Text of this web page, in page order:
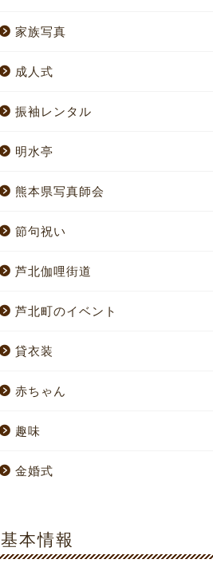
家族写真
成人式
振袖レンタル
明水亭
熊本県写真師会
節句祝い
芦北伽哩街道
芦北町のイベント
貸衣装
赤ちゃん
趣味
金婚式
基本情報